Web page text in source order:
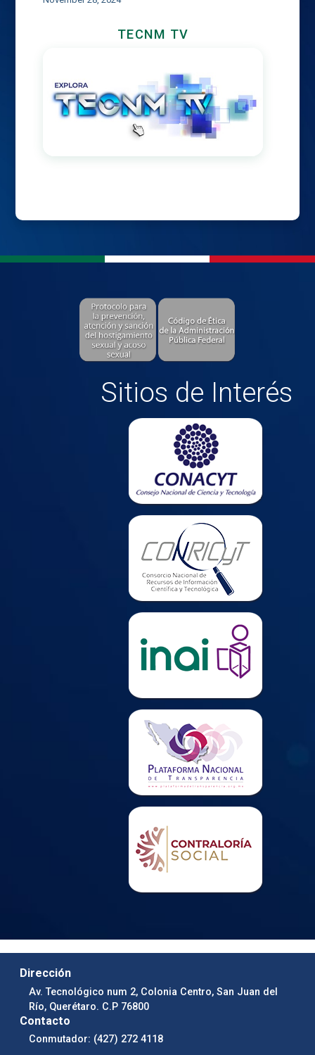
TECNM TV
Sitios de Interés
Dirección
Av. Tecnológico num 2, Colonia Centro, San Juan del
Río, Querétaro. C.P 76800
Contacto
Conmutador: (427) 272 4118